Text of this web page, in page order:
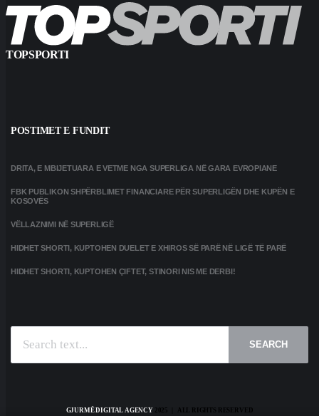
TOPSPORTI
POSTIMET E FUNDIT
DRITA, E MBIJETUARA E VETME NGA SUPERLIGA NË GARA EVROPIANE
FBK PUBLIKON SHPËRBLIMET FINANCIARE PËR SUPERLIGËN DHE KUPËN E
KOSOVËS
VËLLAZNIMI NË SUPERLIGË
HIDHET SHORTI, KUPTOHEN DUELET E XHIROS SË PARË NË LIGË TË PARË
HIDHET SHORTI, KUPTOHEN ÇIFTET, STINORI NIS ME DERBI!
SEARCH
GJURMË DIGITAL AGENCY2025 | ALL RIGHTS RESERVED